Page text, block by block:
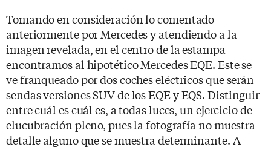
Tomando en consideración lo comentado
anteriormente por Mercedes y atendiendo a la
imagen revelada, en el centro de la estampa
encontramos al hipotético Mercedes EQE. Este se
ve franqueado por dos coches eléctricos que serán
sendas versiones SUV de los EQE y EQS. Distinguir
entre cuál es cuál es, a todas luces, un ejercicio de
elucubración pleno, pues la fotografía no muestra
detalle alguno que se muestra determinante. A